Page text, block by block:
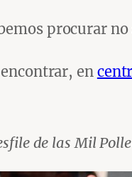
procurar
en
de las Mil